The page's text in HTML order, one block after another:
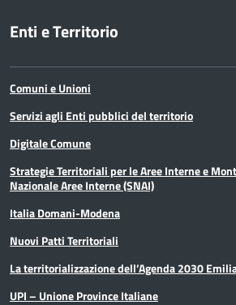
Enti e Territorio
Comuni e Unioni
Servizi agli Enti pubblici del territorio
Digitale Comune
Strategie Territoriali per le Aree Interne e
Nazionale Aree Interne (SNAI)
Italia Domani-Modena
Nuovi Patti Territoriali
La territorializzazione dell’Agenda 2030
UPI – Unione Province Italiane